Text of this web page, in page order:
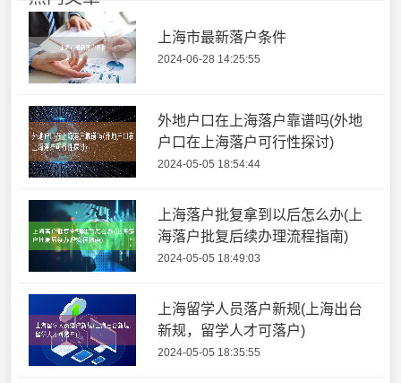
上海市最新落户条件
2024-06-28 14:25:55
外地户口在上海落户靠谱吗(外地
户口在上海落户可行性探讨)
2024-05-05 18:54:44
上海落户批复拿到以后怎么办(上
海落户批复后续办理流程指南)
2024-05-05 18:49:03
上海留学人员落户新规(上海出台
新规，留学人才可落户)
2024-05-05 18:35:55